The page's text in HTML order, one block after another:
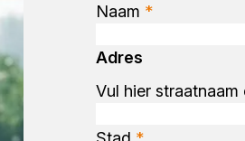
Naam *
Adres
Vul hier straatnaam